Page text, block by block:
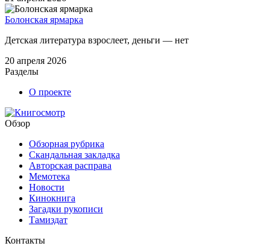
Болонская ярмарка
Детская литература взрослеет, деньги — нет
20 апреля 2026
Разделы
О проекте
Обзор
Обзорная рубрика
Скандальная закладка
Авторская расправа
Мемотека
Новости
Кинокнига
Загадки рукописи
Тамиздат
Контакты